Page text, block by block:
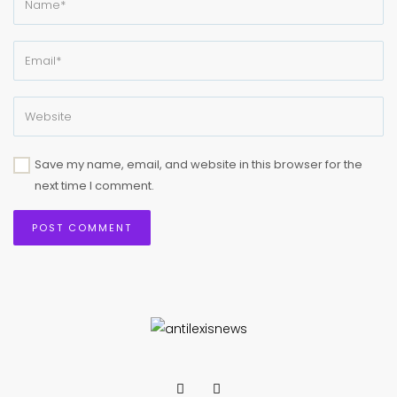
Save my name, email, and website in this browser for the
next time I comment.